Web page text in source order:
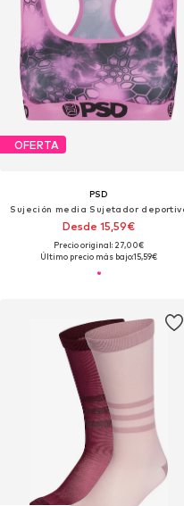
OFERTA
PSD
Sujeción media Sujetador
Desde 15,59€
Precio original: 27,00€
Último precio más bajo:15,59€